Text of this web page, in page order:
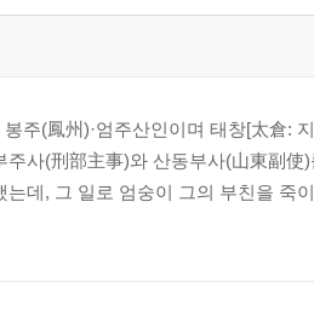
주(鳳州)·엄주산인이며 태창[太倉:
사(刑部主事)와 산동부사(山東副
데, 그 일로 엄숭이 그의 부친을 죽